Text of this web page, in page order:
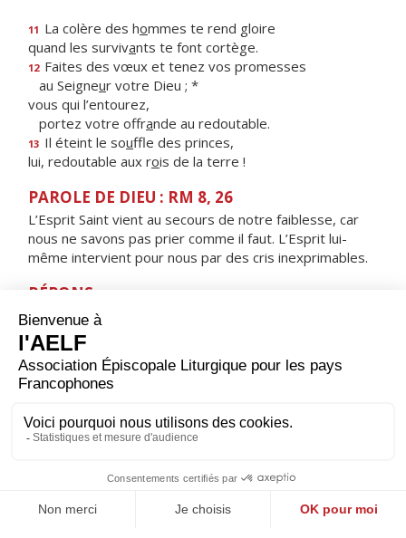
11 La colère des hommes te rend gloire
quand les survivants te font cortège.
12 Faites des vœux et tenez vos promesses
au Seigneur votre Dieu ; *
vous qui l’entourez,
portez votre offrande au redoutable.
13 Il éteint le souffle des princes,
lui, redoutable aux rois de la terre !
PAROLE DE DIEU : RM 8, 26
L’Esprit Saint vient au secours de notre faiblesse, car
nous ne savons pas prier comme il faut. L’Esprit lui-
même intervient pour nous par des cris inexprimables.
RÉPONS
V/ Que mon cri parvienne devant toi, Seigneur,
éclaire-moi selon ta parole.
ORAISON
Dieu qui as relevé le monde par les abaissements de
tirés de l'esclavage du péché ; fais-leur connaître le